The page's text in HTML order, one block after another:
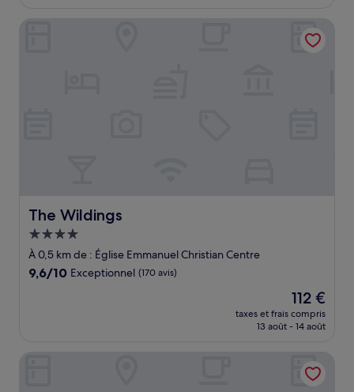
de
115 €
The Wildings
The Wildings
Hébergement
4.0 étoiles
À 0,5 km de : Église Emmanuel Christian Centre
9.6
9,6/10 Exceptionnel (170 avis)
Le
nouveau
prix
de
112 €
112 €
taxes et frais compris
13 août - 14 août